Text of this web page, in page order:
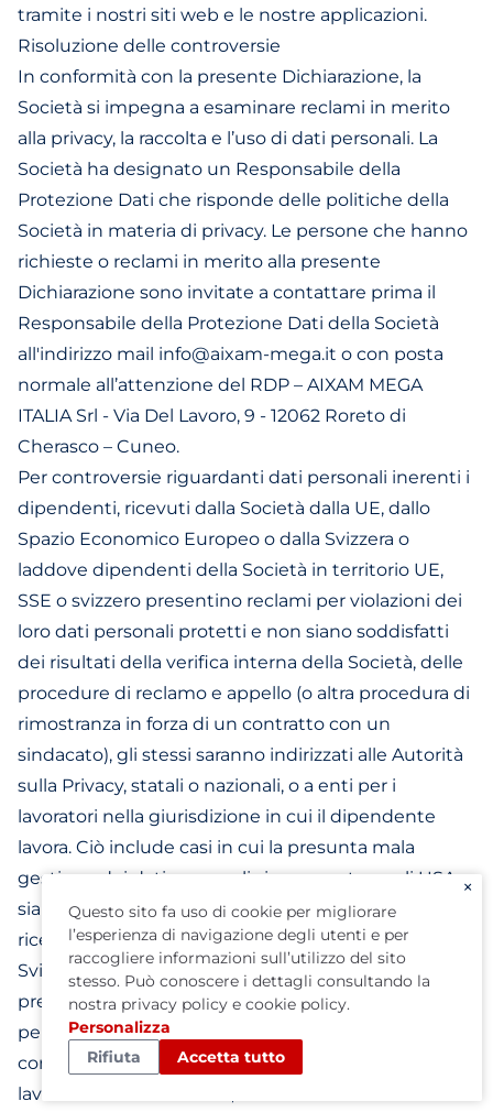
tramite i nostri siti web e le nostre applicazioni.
Risoluzione delle controversie
In conformità con la presente Dichiarazione, la
Società si impegna a esaminare reclami in merito
alla privacy, la raccolta e l’uso di dati personali. La
Società ha designato un Responsabile della
Protezione Dati che risponde delle politiche della
Società in materia di privacy. Le persone che hanno
richieste o reclami in merito alla presente
Dichiarazione sono invitate a contattare prima il
Responsabile della Protezione Dati della Società
all'indirizzo mail info@aixam-mega.it o con posta
normale all’attenzione del RDP – AIXAM MEGA
ITALIA Srl - Via Del Lavoro, 9 - 12062 Roreto di
Cherasco – Cuneo.
Per controversie riguardanti dati personali inerenti i
dipendenti, ricevuti dalla Società dalla UE, dallo
Spazio Economico Europeo o dalla Svizzera o
laddove dipendenti della Società in territorio UE,
SSE o svizzero presentino reclami per violazioni dei
loro dati personali protetti e non siano soddisfatti
dei risultati della verifica interna della Società, delle
procedure di reclamo e appello (o altra procedura di
rimostranza in forza di un contratto con un
sindacato), gli stessi saranno indirizzati alle Autorità
sulla Privacy, statali o nazionali, o a enti per i
lavoratori nella giurisdizione in cui il dipendente
lavora. Ciò include casi in cui la presunta mala
gestione dei dati personali sia avvenuta negli USA,
sia di responsabilità dell'organismo USA che ha
ricevuto le informazioni dal dipendente UE, SSE o in
Svizzera, implicando così una infrazione alla
presente Dichiarazione. La Società si impegna
pertanto a collaborare nelle indagini e ad allinearsi al
consiglio delle Autorità sulla Privacy e degli enti dei
lavoratori in territorio UE, SSE o svizzero e altre
×
Questo sito fa uso di cookie per migliorare
l’esperienza di navigazione degli utenti e per
raccogliere informazioni sull’utilizzo del sito
stesso. Può conoscere i dettagli consultando la
nostra privacy policy e cookie policy.
Personalizza
Rifiuta
Accetta tutto